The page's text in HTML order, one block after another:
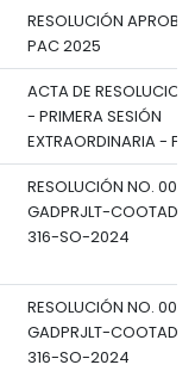
RESOLUCIÓN
PAC 2025
ACTA DE
- PRIMERA SESIÓN
EXTRAORDINARIA -
RESOLUCIÓN NO. 008-
GADPRJLT-COOTAD-
316-SO-2024
RESOLUCIÓN NO. 009-
GADPRJLT-COOTAD-
316-SO-2024